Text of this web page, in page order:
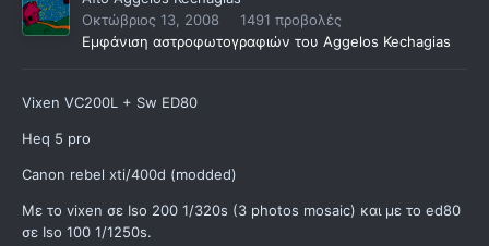
Οκτώβριος 13, 2008
1491 προβολές
Εμφάνιση αστροφωτογραφιών του Aggelos Kechagias
Vixen VC200L + Sw ED80
Heq 5 pro
Canon rebel xti/400d (modded)
Με το vixen σε Iso 200 1/320s (3 photos mosaic) και με το ed80
σε Iso 100 1/1250s.